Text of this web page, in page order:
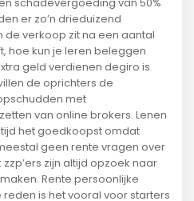
er zo’n drieduizend
de verkoop zit na een aantal
hoe kun je leren beleggen
geld verdienen degiro is
de oprichters de
met
van online brokers. Lenen
het goedkoopst omdat
geen rente vragen over
zijn altijd opzoek naar
Rente persoonlijke
is het vooral voor starters